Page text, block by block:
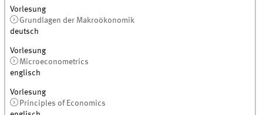
Vorlesung
Grundlagen der Makroökonomik
deutsch
Vorlesung
Microeconometrics
englisch
Vorlesung
Principles of Economics